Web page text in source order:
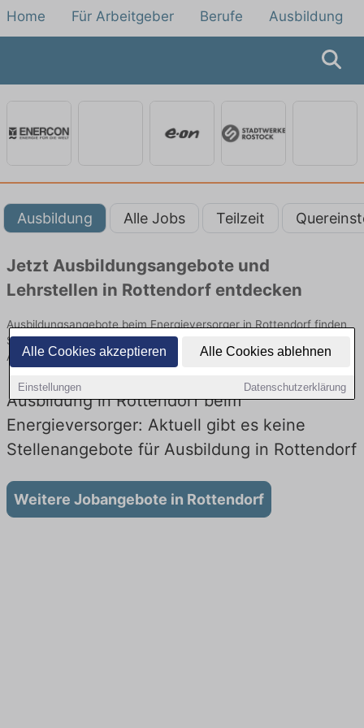
Alle Cookies akzeptieren Alle Cookies ablehnen
Einstellungen Datenschutzerklärung
Home Für Arbeitgeber Berufe Ausbildung
Ausbildung Alle Jobs Teilzeit
Jetzt Ausbildungsangebote und
Lehrstellen in Rottendorf entdecken
Ausbildungsangebote beim Energieversorger in Rottendorf finden
Sie von namhaften Firmen. Entdecken Sie freie Optionen von Top-
Arbeitgebern und bewerben Sie sich noch heute.
Ausbildung in Rottendorf beim
Energieversorger: Aktuell gibt es keine
Stellenangebote für Ausbildung in Rottendorf
Weitere Jobangebote in Rottendorf